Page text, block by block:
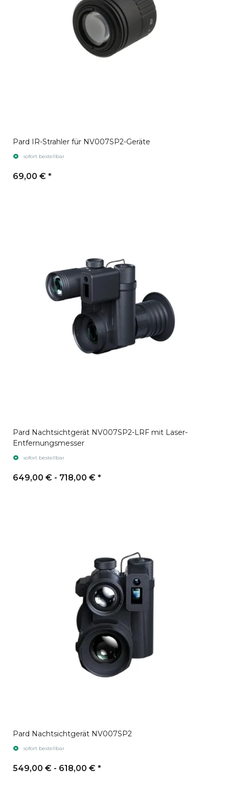
Pard IR-Strahler für NV007SP2-Geräte
sofort bestellbar
69,00 € *
Pard Nachtsichtgerät NV007SP2-LRF mit Laser-
Entfernungsmesser
sofort bestellbar
649,00 € - 718,00 € *
Pard Nachtsichtgerät NV007SP2
sofort bestellbar
549,00 € - 618,00 € *